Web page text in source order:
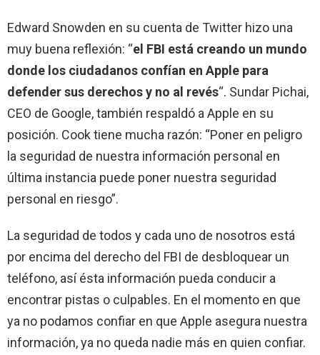
Edward Snowden en su cuenta de Twitter hizo una
muy buena reflexión: “el FBI está creando un mundo
donde los ciudadanos confían en Apple para
defender sus derechos y no al revés“. Sundar Pichai,
CEO de Google, también respaldó a Apple en su
posición. Cook tiene mucha razón: “Poner en peligro
la seguridad de nuestra información personal en
última instancia puede poner nuestra seguridad
personal en riesgo”.
La seguridad de todos y cada uno de nosotros está
por encima del derecho del FBI de desbloquear un
teléfono, así ésta información pueda conducir a
encontrar pistas o culpables. En el momento en que
ya no podamos confiar en que Apple asegura nuestra
información, ya no queda nadie más en quien confiar.